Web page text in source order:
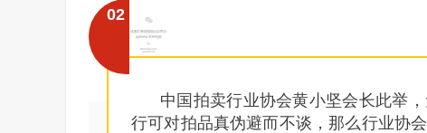
02
中国拍卖行业协会黄小坚会长此举
行可对拍品真伪避而不谈，那么行业协